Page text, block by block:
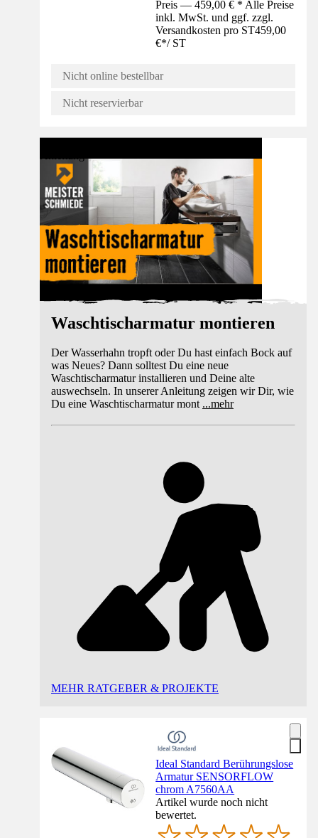
Preis — 459,00 € * Alle Preise
inkl. MwSt. und ggf. zzgl.
Versandkosten pro ST459,00
€*/ ST
Nicht online bestellbar
Nicht reservierbar
Waschtischarmatur montieren
Der Wasserhahn tropft oder Du hast einfach Bock auf
was Neues? Dann solltest Du eine neue
Waschtischarmatur installieren und Deine alte
auswechseln. In unserer Anleitung zeigen wir Dir, wie
Du eine Waschtischarmatur mont ...mehr
MEHR RATGEBER & PROJEKTE
Ideal Standard Berührungslose
Armatur SENSORFLOW
chrom A7560AA
Artikel wurde noch nicht
bewertet.